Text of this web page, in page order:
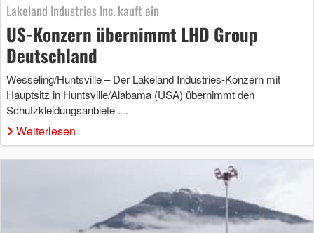
Lakeland Industries Inc. kauft ein
US-Konzern übernimmt LHD Group
Deutschland
Wesseling/Huntsville – Der Lakeland Industries-Konzern mit
Hauptsitz in Huntsville/Alabama (USA) übernimmt den
Schutzkleidungsanbiete …
Weiterlesen